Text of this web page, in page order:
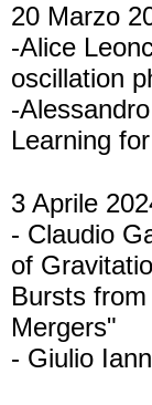
20 Marzo
-Alice
oscillation
-
Learning
3 Aprile
- Claudio
of
Bursts
Mergers"
- Giulio